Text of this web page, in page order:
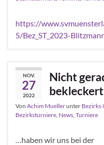
https://
5/Bez_ST_2023-
NOV.
27
2022
Nicht
Von Achim Muellerunter
Bezirksturniere News Turniere
…haben wir uns bei der